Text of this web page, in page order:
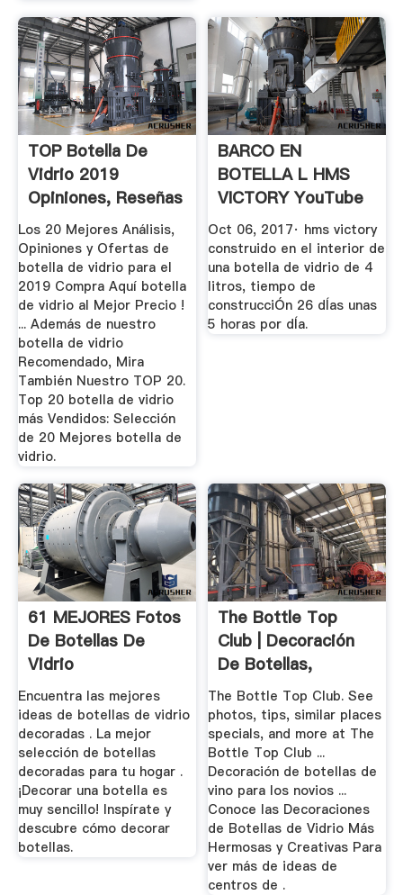
TOP Botella De
Vidrio 2019
Opiniones, Reseñas
Y Ofertas
Los 20 Mejores Análisis,
Opiniones y Ofertas de
botella de vidrio para el
2019 Compra Aquí botella
de vidrio al Mejor Precio !
... Además de nuestro
botella de vidrio
Recomendado, Mira
También Nuestro TOP 20.
Top 20 botella de vidrio
más Vendidos: Selección
de 20 Mejores botella de
vidrio.
BARCO EN
BOTELLA L HMS
VICTORY YouTube
Oct 06, 2017· hms victory
construido en el interior de
una botella de vidrio de 4
litros, tiempo de
construcciÓn 26 dÍas unas
5 horas por dÍa.
61 MEJORES Fotos
De Botellas De
Vidrio
Decoradas【TOP
2019 ...
Encuentra las mejores
ideas de botellas de vidrio
decoradas . La mejor
selección de botellas
decoradas para tu hogar .
¡Decorar una botella es
muy sencillo! Inspírate y
descubre cómo decorar
botellas.
The Bottle Top
Club | Decoración
De Botellas,
Botellas De ...
The Bottle Top Club. See
photos, tips, similar places
specials, and more at The
Bottle Top Club ...
Decoración de botellas de
vino para los novios ...
Conoce las Decoraciones
de Botellas de Vidrio Más
Hermosas y Creativas Para
ver más de ideas de
centros de .